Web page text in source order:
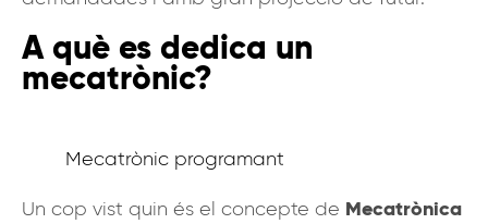
A què es dedica un
mecatrònic?
Mecatrònic programant
Un cop vist quin és el concepte de Mecatrònica